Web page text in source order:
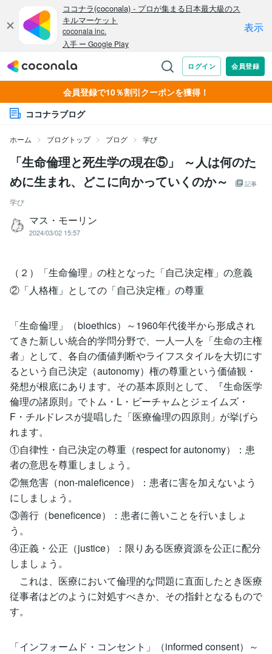
会員登録で10％割引クーポンを獲得！
ココナラブログ
ホーム ブログトップ ブログ 学び
「生命倫理と死生学の現在⑤」 ～人は何のた
めに生まれ、どこに向かっていくのか～
記事
学び
マス・モーリン
2024/03/02 15:57
（２）「生命倫理」の柱となった「自己決定権」の意義
②「人格権」としての「自己決定権」の尊重
「生命倫理」（bioethics）～1960年代後半から形成され
てきた新しい統合的学問分野で、一人一人を「生命の主権
者」として、各自の価値判断やライフスタイルを大切にす
るという自己決定（autonomy）権の尊重という価値観・
発想が根底にあります。その基本原則として、『生命医学
倫理の諸原則』でトム・L・ビーチャムとジェイムズ・
F・チルドレスが提唱した「医療倫理の四原則」が挙げら
れます。
①自律性・自己決定の尊重（respect for autonomy）：患
者の意思を尊重しましょう。
②無危害（non-maleficence）：患者に害を加えないよう
にしましょう。
③善行（beneficence）：患者に善いことを行いましょ
う。
④正義・公正（justice）：限りある医療資源を公正に配分
しましょう。
これは、医療において倫理的な問題に直面したとき医療
従事者はどのように対処すべきか、その指針となるもので
す。
「インフォームド・コンセント」（informed consent）～